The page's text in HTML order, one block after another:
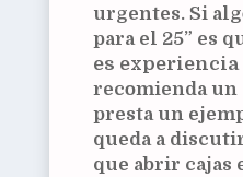
urgentes. Si
para el 25” es
es experiencia
recomienda un
presta un
queda a
que abrir cajas